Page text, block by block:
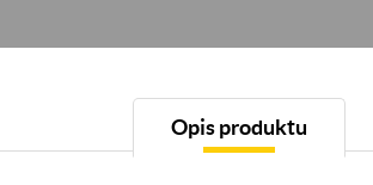
Opis produktu